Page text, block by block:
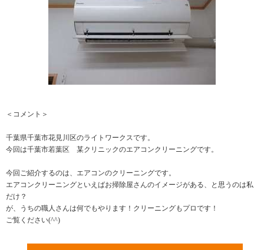
＜コメント＞
千葉県千葉市花見川区のライトワークスです。
今回は千葉市若葉区 某クリニックのエアコンクリーニングです。
今回ご紹介するのは、エアコンのクリーニングです。
エアコンクリーニングといえばお掃除屋さんのイメージがある、と思うのは私
だけ？
が、うちの職人さんは何でもやります！クリーニングもプロです！
ご覧ください(^^)